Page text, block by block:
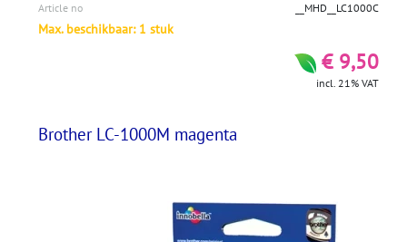
Article no
__MHD__LC1000C
Max. beschikbaar: 1 stuk
€ 9,50
incl. 21% VAT
Brother LC-1000M magenta